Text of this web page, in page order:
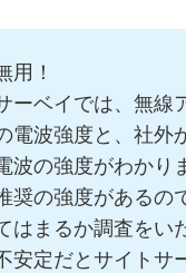
用！
ーベイでは、無線
電波強度と、社外
波の強度がわかり
奨の強度があるの
はまるか調査をい
安定だとサイトサ